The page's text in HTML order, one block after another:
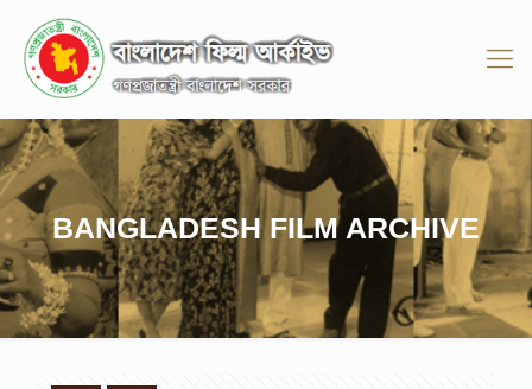
BANGLADESH FILM ARCHIVE